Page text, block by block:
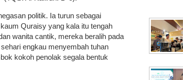
politik. Ia turun sebagai
wanita cantik, mereka beralih pada
engkau menyembah tuhan
kokoh penolak segala bentuk